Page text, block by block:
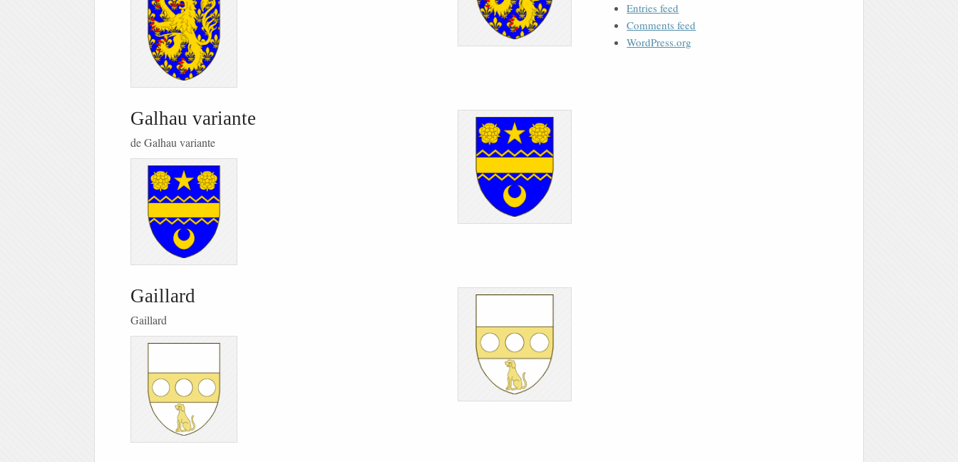
Galhau variante
de Galhau variante
Gaillard
Gaillard
Entries feed
Comments feed
WordPress.org